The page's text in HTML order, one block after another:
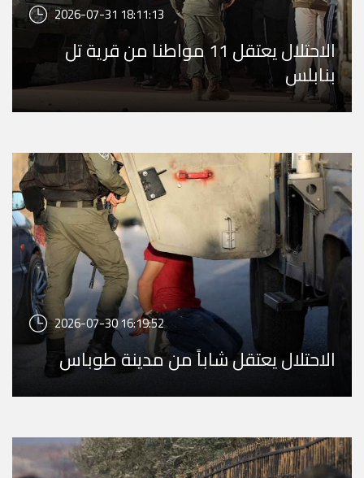
2026-07-31 18:11:13
الاحتلال يعتقل 11 مواطنا من قرية تل
بنابلس
2026-07-30 16:19:52
الاحتلال يعتقل شاباً من مدينة طوباس